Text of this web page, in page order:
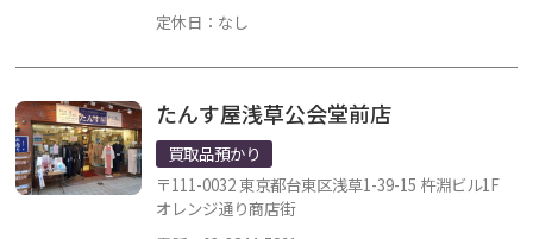
定休日：なし
たんす屋浅草公会堂前店
買取品預かり
〒111-0032 東京都台東区浅草1-39-15 杵淵ビル1F
オレンジ通り商店街